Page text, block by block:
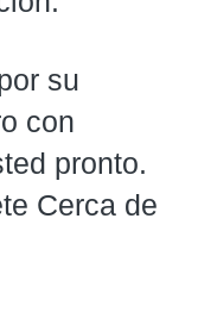
su
con
pronto.
Cerca de